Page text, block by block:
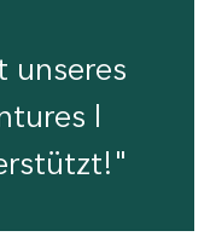
unseres
I